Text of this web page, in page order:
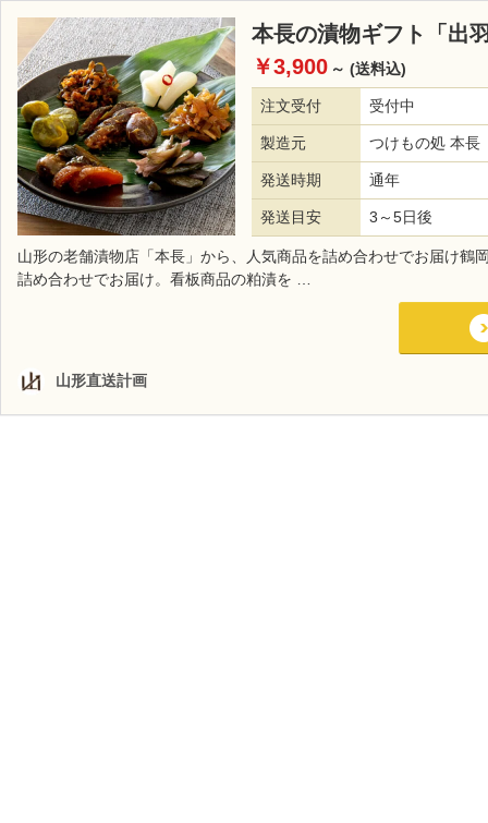
本長の漬物ギフト「出
￥3,900 ～ (送料込)
注文受付 受付中
製造元 つけもの処 本長
発送時期 通年
発送目安 3～5日後
山形の老舗漬物店「本長」から、人気商品を詰め合わせでお届け
詰め合わせでお届け。看板商品の粕漬を …
山形直送計画